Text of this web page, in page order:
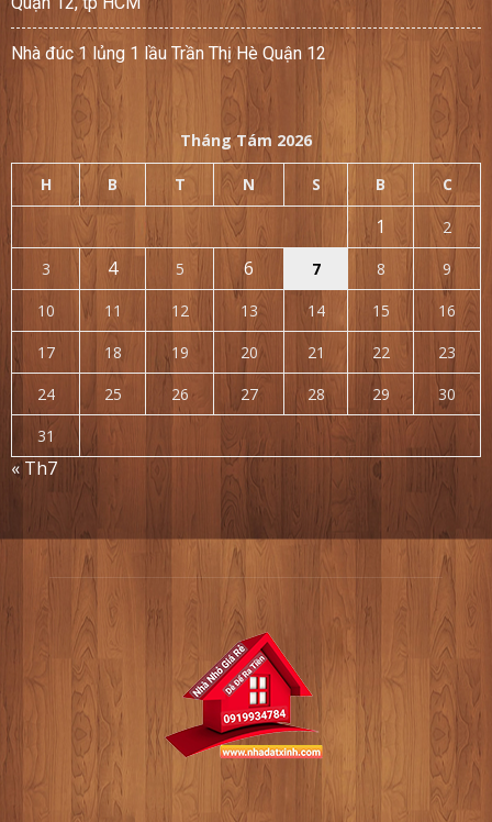
Nhà đúc 1 lủng 1 lầu Trần Thị Hè Quận 12
Tháng Tám 2026
H B T N S B C
1
2
3
4 5 6 7 8
9
10
11 12 13 14 15
16
17
18 19 20 21 22
23
24
25 26 27 28 29
30
31
« Th7